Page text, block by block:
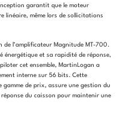
garantit que le moteur
linéaire, même lors de sollicitations
de l’amplificateur Magnitude MT-700.
énergétique et sa rapidité de réponse,
cet ensemble, MartinLogan a
interne sur 56 bits. Cette
gamme de prix, assure une gestion du
du caisson pour maintenir une